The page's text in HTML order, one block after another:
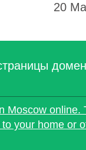
20
Moscow online.
your home or